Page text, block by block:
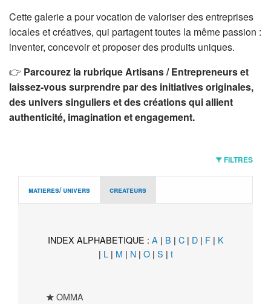
Cette galerie a pour vocation de valoriser des entreprises
locales et créatives, qui partagent toutes la même passion :
inventer, concevoir et proposer des produits uniques.
👉 Parcourez la rubrique Artisans / Entrepreneurs et
laissez-vous surprendre par des initiatives originales,
des univers singuliers et des créations qui allient
authenticité, imagination et engagement.
FILTRES
matieres/ univers createurs
INDEX ALPHABETIQUE : A| B | C| D| F| K
| L| M | N| O| S | t
OMMA